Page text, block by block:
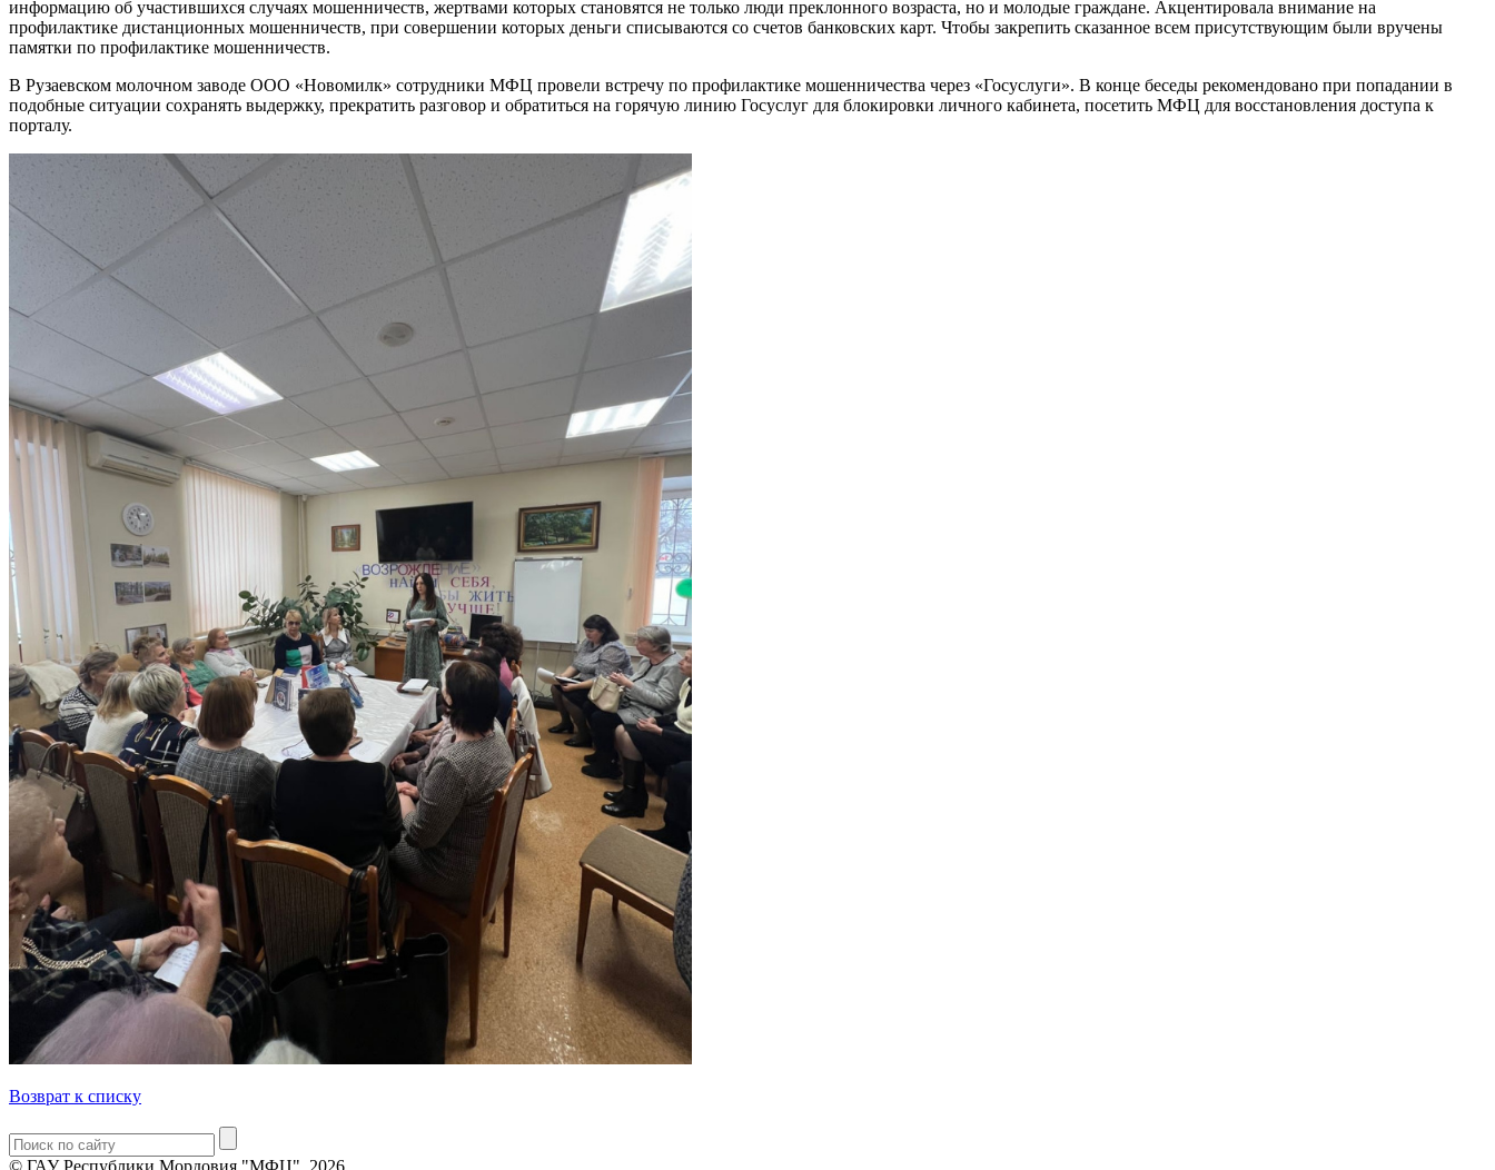
информацию об участившихся случаях мошенничеств, жертвами которых становятся не только люди преклонного возраста, но и молодые граждане. Акцентировала внимание на
профилактике дистанционных мошенничеств, при совершении которых деньги списываются со счетов банковских карт. Чтобы закрепить сказанное всем присутствующим были вручены
памятки по профилактике мошенничеств.
В Рузаевском молочном заводе ООО «Новомилк» сотрудники МФЦ провели встречу по профилактике мошенничества через «Госуслуги». В конце беседы рекомендовано при попадании в
подобные ситуации сохранять выдержку, прекратить разговор и обратиться на горячую линию Госуслуг для блокировки личного кабинета, посетить МФЦ для восстановления доступа к
порталу.
Возврат к списку